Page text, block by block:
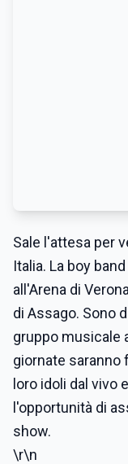
Sale l'attesa per
Italia. La boy
all'Arena di
di Assago. Sono
gruppo musicale
giornate saranno
loro idoli dal vivo
l'opportunità di
show.
\r\n